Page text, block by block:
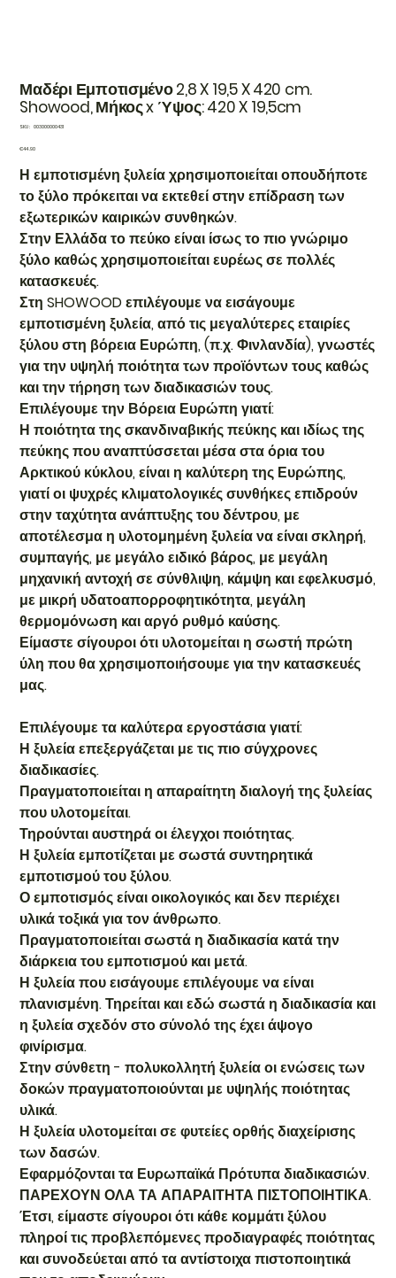
Μαδέρι Εμποτισμένο 2,8 X 19,5 X 420 cm.
Showood, Μήκος x Ύψος: 420 X 19,5cm
SKU: SKU
003000000431
Price
€44.90
Η εμποτισμένη ξυλεία χρησιμοποιείται οπουδήποτε
το ξύλο πρόκειται να εκτεθεί στην επίδραση των
εξωτερικών καιρικών συνθηκών.
Στην Ελλάδα το πεύκο είναι ίσως το πιο γνώριμο
ξύλο καθώς χρησιμοποιείται ευρέως σε πολλές
κατασκευές.
Στη SHOWOOD επιλέγουμε να εισάγουμε
εμποτισμένη ξυλεία, από τις μεγαλύτερες εταιρίες
ξύλου στη βόρεια Ευρώπη, (π.χ. Φινλανδία), γνωστές
για την υψηλή ποιότητα των προϊόντων τους καθώς
και την τήρηση των διαδικασιών τους.
Επιλέγουμε την Βόρεια Ευρώπη γιατί:
Η ποιότητα της σκανδιναβικής πεύκης και ιδίως της
πεύκης που αναπτύσσεται μέσα στα όρια του
Αρκτικού κύκλου, είναι η καλύτερη της Ευρώπης,
γιατί οι ψυχρές κλιματολογικές συνθήκες επιδρούν
στην ταχύτητα ανάπτυξης του δέντρου, με
αποτέλεσμα η υλοτομημένη ξυλεία να είναι σκληρή,
συμπαγής, με μεγάλο ειδικό βάρος, με μεγάλη
μηχανική αντοχή σε σύνθλιψη, κάμψη και εφελκυσμό,
με μικρή υδατοαπορροφητικότητα, μεγάλη
θερμομόνωση και αργό ρυθμό καύσης.
Είμαστε σίγουροι ότι υλοτομείται η σωστή πρώτη
ύλη που θα χρησιμοποιήσουμε για την κατασκευές
μας.
Επιλέγουμε τα καλύτερα εργοστάσια γιατί:
Η ξυλεία επεξεργάζεται με τις πιο σύγχρονες
διαδικασίες.
Πραγματοποιείται η απαραίτητη διαλογή της ξυλείας
που υλοτομείται.
Τηρούνται αυστηρά οι έλεγχοι ποιότητας.
Η ξυλεία εμποτίζεται με σωστά συντηρητικά
εμποτισμού του ξύλου.
Ο εμποτισμός είναι οικολογικός και δεν περιέχει
υλικά τοξικά για τον άνθρωπο.
Πραγματοποιείται σωστά η διαδικασία κατά την
διάρκεια του εμποτισμού και μετά.
Η ξυλεία που εισάγουμε επιλέγουμε να είναι
πλανισμένη. Τηρείται και εδώ σωστά η διαδικασία και
η ξυλεία σχεδόν στο σύνολό της έχει άψογο
φινίρισμα.
Στην σύνθετη - πολυκολλητή ξυλεία οι ενώσεις των
δοκών πραγματοποιούνται με υψηλής ποιότητας
υλικά.
Η ξυλεία υλοτομείται σε φυτείες ορθής διαχείρισης
των δασών.
Εφαρμόζονται τα Ευρωπαϊκά Πρότυπα διαδικασιών.
ΠΑΡΕΧΟΥΝ ΟΛΑ ΤΑ ΑΠΑΡΑΙΤΗΤΑ ΠΙΣΤΟΠΟΙΗΤΙΚΑ.
Έτσι, είμαστε σίγουροι ότι κάθε κομμάτι ξύλου
πληροί τις προβλεπόμενες προδιαγραφές ποιότητας
και συνοδεύεται από τα αντίστοιχα πιστοποιητικά